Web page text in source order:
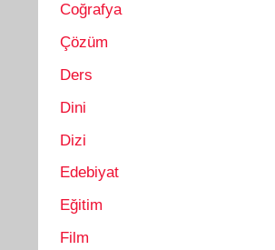
Coğrafya
Çözüm
Ders
Dini
Dizi
Edebiyat
Eğitim
Film